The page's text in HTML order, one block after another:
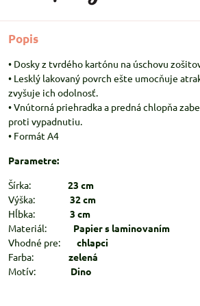
Popis
• Dosky z tvrdého kartónu na úschovu
• Lesklý lakovaný povrch ešte umocňuje
zvyšuje ich odolnosť.
• Vnútorná priehradka a predná chlopňa
proti vypadnutiu.
• Formát A4
Parametre:
Šírka: 23 cm
Výška:
32 cm
Hĺbka:
3 cm
Materiál:
Papier s laminovaním
Vhodné pre:
chlapci
Farba:
zelená
Motív:
Dino